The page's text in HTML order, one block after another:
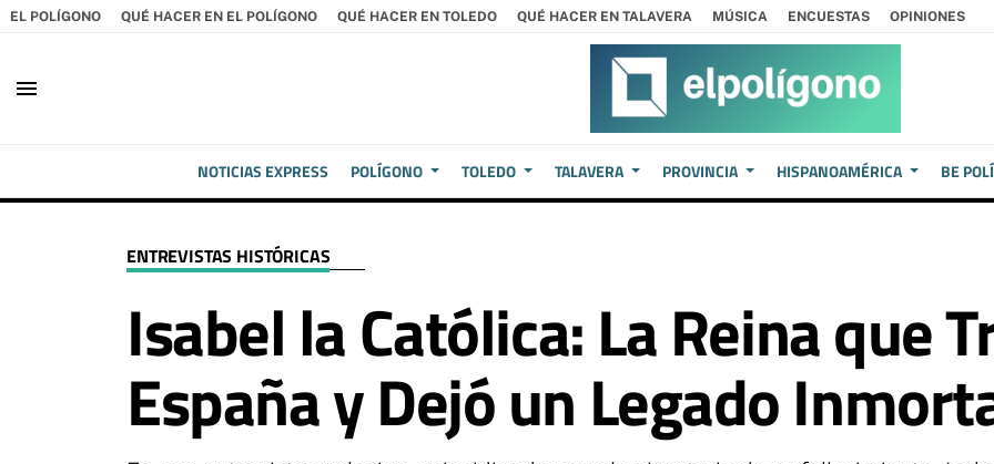
EL POLÍGONO QUÉ HACER EN EL POLÍGONO QUÉ HACER EN TOLEDO QUÉ HACER EN TALAVERA MÚSICA ENCUESTAS OPINIONES
menu
NOTICIAS EXPRESS POLÍGONO TOLEDO TALAVERA PROVINCIA HISPANOAMÉRICA BE
ENTREVISTAS HISTÓRICAS
Isabel la Católica: La Reina que
España y Dejó un Legado